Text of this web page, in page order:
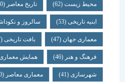
محیط زیست(62) تاریخ معاصر(60)
ابنیه تاریخی(53) سالروز و نکوداشت(52)
معماری جهان (47) بافت تاریخی(47)
فرهنگ و هنر(46) همایش معماری (46)
شهرسازی(41) معماری معاصر(40)